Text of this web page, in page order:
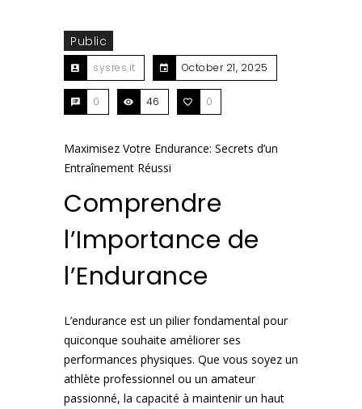
Public
sysres.it October 21, 2025
0 46 0
Maximisez Votre Endurance: Secrets d’un
Entraînement Réussi
Comprendre
l’Importance de
l’Endurance
L’endurance est un pilier fondamental pour
quiconque souhaite améliorer ses
performances physiques. Que vous soyez un
athlète professionnel ou un amateur
passionné, la capacité à maintenir un haut